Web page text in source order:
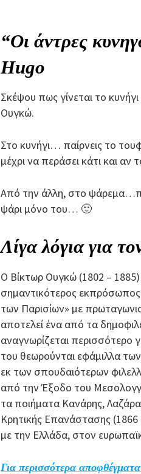
“Οι άντρες
Hugo
Σκέψου πως γίνεται το
Ουγκώ.
Στο κυνήγι… παίρνεις το
μέχρι να περάσει κάτι και
Από την άλλη, στο
ψάρι μόνο του… 🙂
Λίγα λόγια για
Ο Βίκτωρ Ουγκώ (1802 – 1885)
σημαντικότερος εκπρόσωπος
των Παρισίων» με
αποτελεί ένα από τα
αναγνωρίζεται περισσότερο
του θεωρούνται εφάμιλλα
εκ των σπουδαιότερων
από την Έξοδο του
τα ποιήματα Κανάρης,
Κρητικής Επανάστασης
με την Ελλάδα, στον
Για περισσότερα